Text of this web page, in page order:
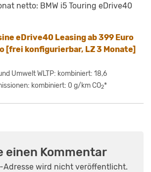
netto: BMW i5 Touring eDrive40
eDrive40 Leasing ab 399 Euro
[frei konfigurierbar, LZ 3 Monate]
Umwelt WLTP: kombiniert: 18,6
kombiniert: 0 g/km CO2*
einen Kommentar
Adresse wird nicht veröffentlicht.